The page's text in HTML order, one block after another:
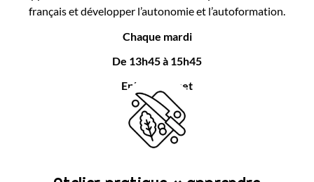
français et développer l’autonomie et l’autoformation.
Chaque mardi
De 13h45 à 15h45
Epi Condorcet